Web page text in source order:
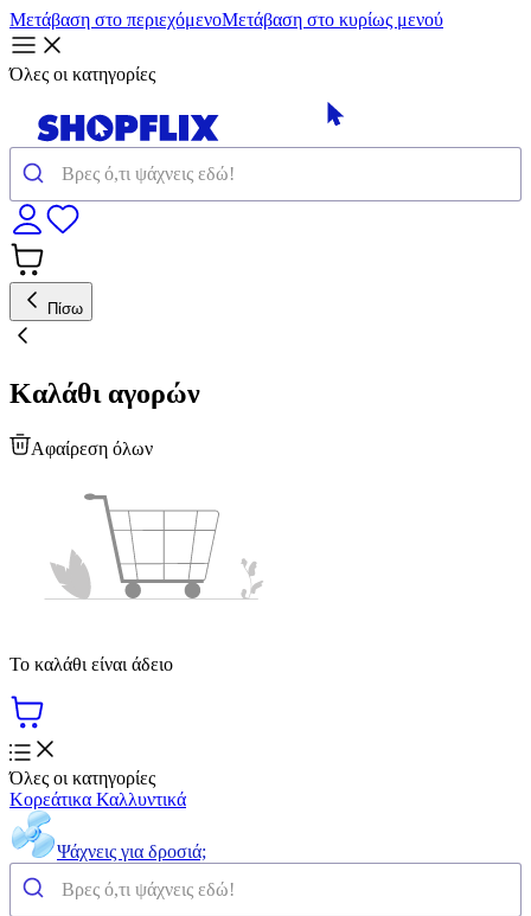
Μετάβαση στο περιεχόμενοΜετάβαση στο κυρίως μενού
Όλες οι κατηγορίες
Πίσω
Καλάθι αγορών
Αφαίρεση όλων
Το καλάθι είναι άδειο
Όλες οι κατηγορίες
Κορεάτικα Καλλυντικά
Ψάχνεις για δροσιά;